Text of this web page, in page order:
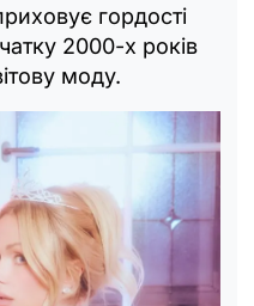
гордості
2000-х років
моду.